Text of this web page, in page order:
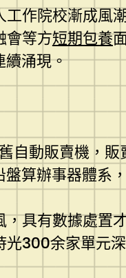
作院校漸成風
會等方短期包養
續涌現。
動販賣機，
算辦事器體系
具有數據處置
300余家單元